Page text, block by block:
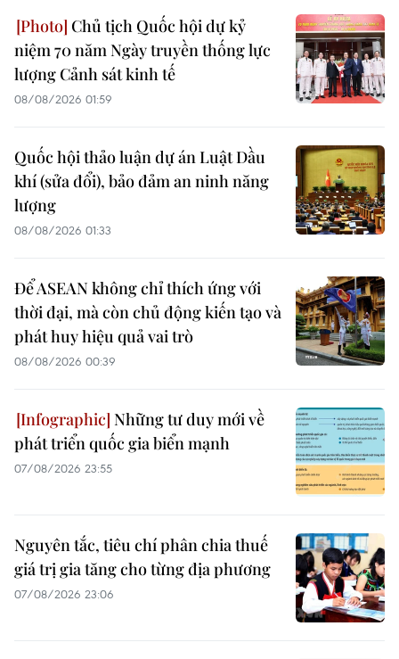
Chủ tịch Quốc hội dự kỷ
niệm 70 năm Ngày truyền thống lực
lượng Cảnh sát kinh tế
08/08/2026 01:59
Quốc hội thảo luận dự án Luật Dầu
khí (sửa đổi), bảo đảm an ninh năng
lượng
08/08/2026 01:33
Để ASEAN không chỉ thích ứng với
thời đại, mà còn chủ động kiến tạo và
phát huy hiệu quả vai trò
08/08/2026 00:39
Những tư duy mới về
phát triển quốc gia biển mạnh
07/08/2026 23:55
Nguyên tắc, tiêu chí phân chia thuế
giá trị gia tăng cho từng địa phương
07/08/2026 23:06